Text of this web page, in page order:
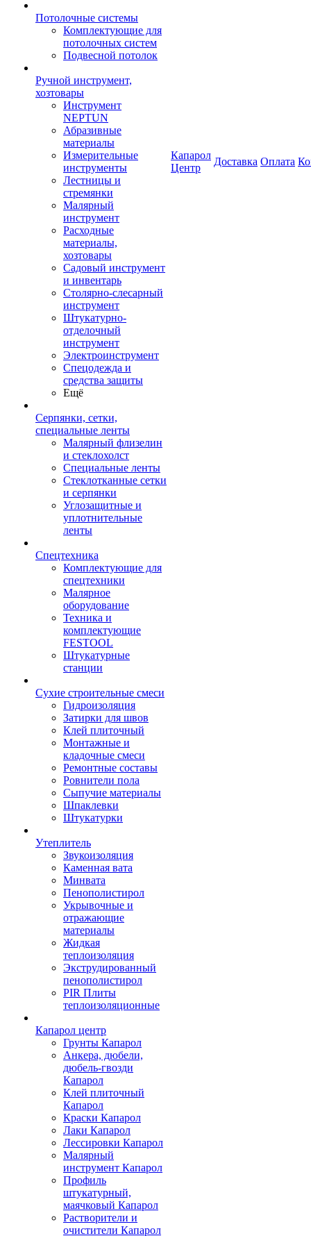
Потолочные системы
Комплектующие для
потолочных систем
Подвесной потолок
Ручной инструмент,
хозтовары
Инструмент
NEPTUN
Абразивные
материалы
Измерительные
инструменты
Лестницы и
стремянки
Малярный
инструмент
Расходные
материалы,
хозтовары
Садовый инструмент
и инвентарь
Столярно-слесарный
инструмент
Штукатурно-
отделочный
инструмент
Электроинструмент
Спецодежда и
средства защиты
Ещё
Серпянки, сетки,
специальные ленты
Малярный флизелин
и стеклохолст
Специальные ленты
Стеклотканные сетки
и серпянки
Углозащитные и
уплотнительные
ленты
Спецтехника
Комплектующие для
спецтехники
Малярное
оборудование
Техника и
комплектующие
FESTOOL
Штукатурные
станции
Сухие строительные смеси
Гидроизоляция
Затирки для швов
Клей плиточный
Монтажные и
кладочные смеси
Ремонтные составы
Ровнители пола
Сыпучие материалы
Шпаклевки
Штукатурки
Утеплитель
Звукоизоляция
Каменная вата
Минвата
Пенополистирол
Укрывочные и
отражающие
материалы
Жидкая
теплоизоляция
Экструдированный
пенополистирол
PIR Плиты
теплоизоляционные
Капарол центр
Грунты Капарол
Анкера, дюбели,
дюбель-гвозди
Капарол
Клей плиточный
Капарол
Краски Капарол
Лаки Капарол
Лессировки Капарол
Малярный
инструмент Капарол
Профиль
штукатурный,
маячковый Капарол
Растворители и
очистители Капарол
Капарол
Центр
Доставка Оплата